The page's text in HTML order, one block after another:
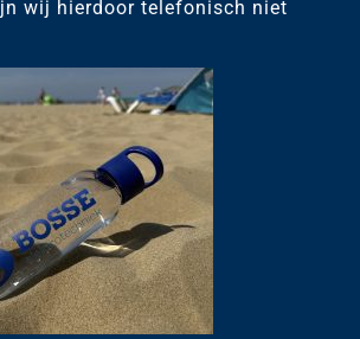
wij hierdoor telefonisch niet